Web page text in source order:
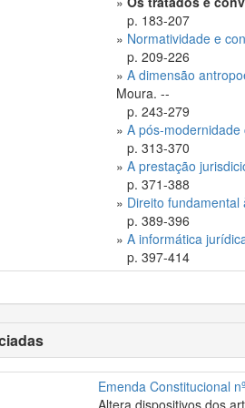
p. 183-207
» Normatividade e
p. 209-226
» A dimensão
Moura. --
p. 243-279
» A pós-
p. 313-370
» A prestação
p. 371-388
» Direito
p. 389-396
» A informática
p. 397-414
Emenda Constitucional
Altera dispositivos dos